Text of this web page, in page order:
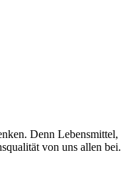
Denn
von uns allen bei.